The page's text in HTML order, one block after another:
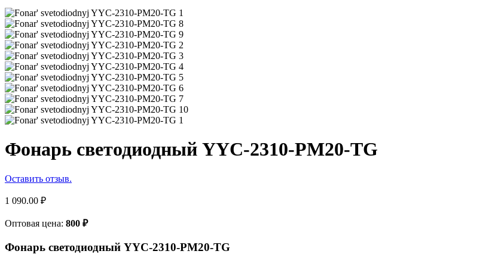
Фонарь светодиодный YYC-2310-PM20-TG
Оставить отзыв.
1 090.00 ₽
Оптовая цена: 800 ₽
Фонарь светодиодный YYC-2310-PM20-TG